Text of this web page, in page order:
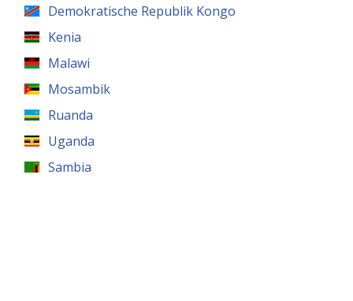
Demokratische Republik Kongo
Kenia
Malawi
Mosambik
Ruanda
Uganda
Sambia